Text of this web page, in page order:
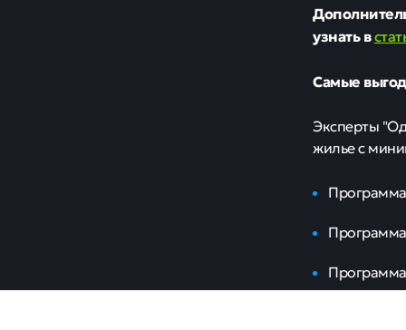
узнать в
Самые
Эксперты
жилье с